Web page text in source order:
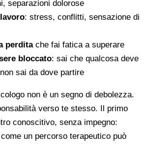
separazioni dolorose
: stress, conflitti, sensazione di
perditache fai fatica a superare
bloccato: sai che qualcosa deve
sai da dove partire
non è un segno di debolezza.
verso te stesso. Il primo
conoscitivo, senza impegno:
un percorso terapeutico può